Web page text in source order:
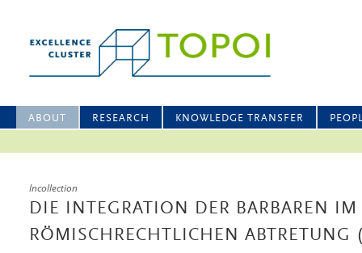
ABOUT RESEARCH KNOWLEDGE TRANSFER
Incollection
DIE INTEGRATION DER BARBAREN IM
RÖMISCHRECHTLICHEN ABTRETUNG